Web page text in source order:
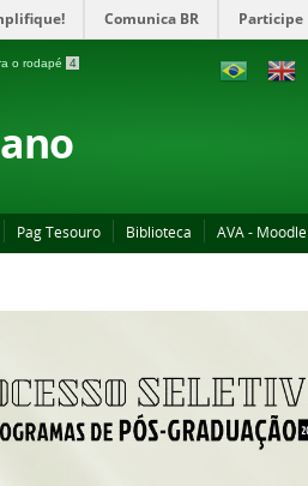
Comunica BR Participe
o rodapé 4
Pag Tesouro Biblioteca AVA - Moodle